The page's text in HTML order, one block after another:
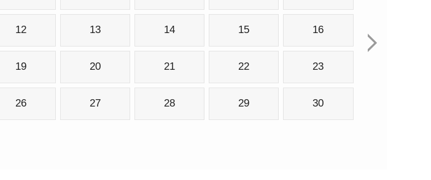
12 13 14 15 16
19 20 21 22 23
26 27 28 29 30